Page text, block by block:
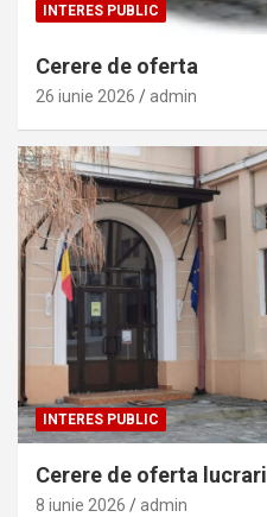
INTERES PUBLIC
Cerere de oferta
26 iunie 2026 admin
INTERES PUBLIC
Cerere de oferta lucrari
8 iunie 2026 admin